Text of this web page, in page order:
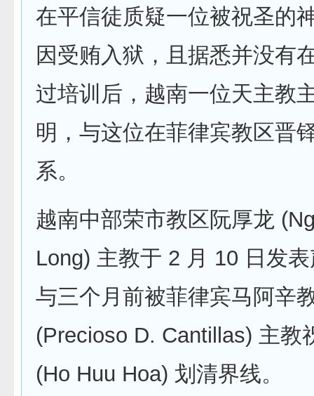
在平信徒质疑一位被祝圣的
因受贿入狱，且据悉并没有
过培训后，越南一位天主教
明，与这位在菲律宾教区晋
系。
越南中部荣市教区阮厚龙
Long) 主教于 2 月 10 日发
与三个月前被菲律宾马阿辛
(Precioso D. Cantillas) 主教
(Ho Huu Hoa) 划清界线。